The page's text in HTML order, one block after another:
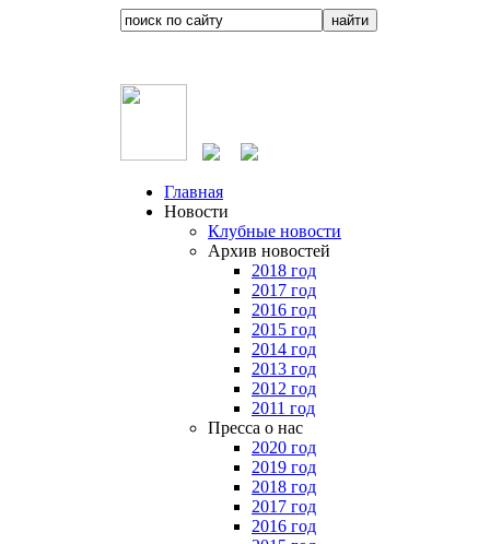
Главная
Новости
Клубные новости
Архив новостей
2018 год
2017 год
2016 год
2015 год
2014 год
2013 год
2012 год
2011 год
Пресса о нас
2020 год
2019 год
2018 год
2017 год
2016 год